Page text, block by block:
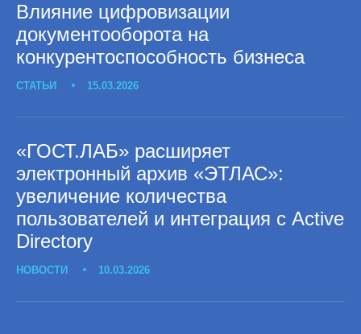
Влияние цифровизации
документооборота на
конкурентоспособность бизнеса
СТАТЬИ 15.03.2026
«ГОСТ.ЛАБ» расширяет
электронный архив «ЭТЛАС»:
увеличение количества
пользователей и интеграция с Active
Directory
НОВОСТИ 10.03.2026